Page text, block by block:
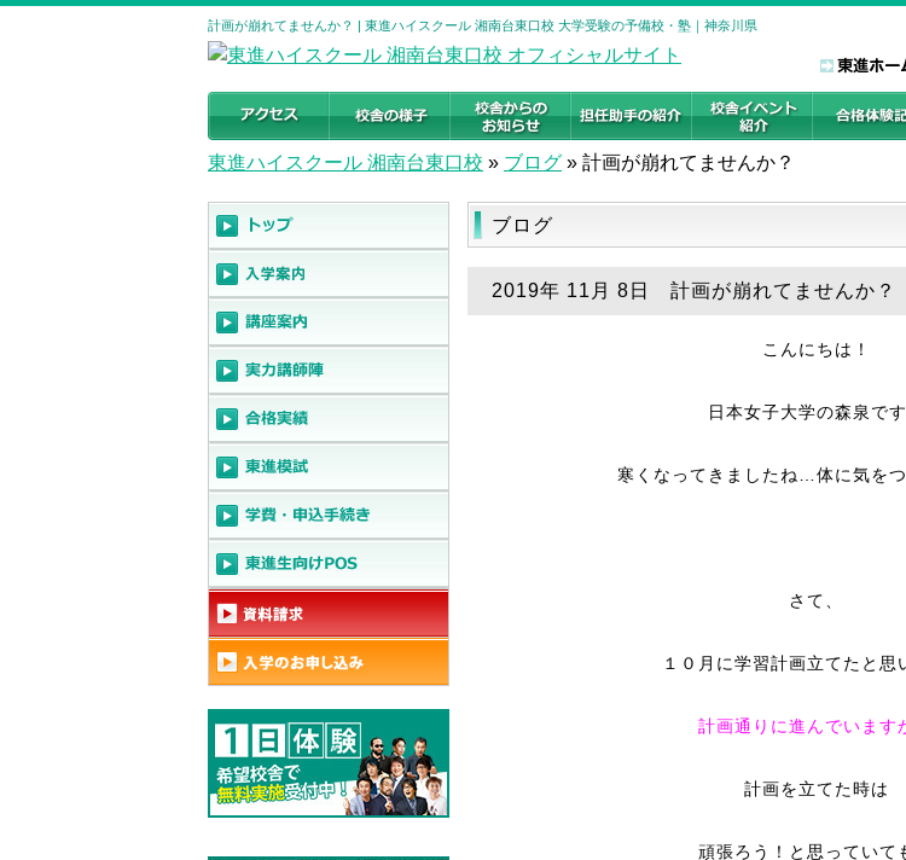
計画が崩れてませんか？ | 東進ハイスクール 湘南台東口校 大学受験の予備校・塾｜神奈川県
東進ハイスクール 湘南台東口校 » ブログ » 計画が崩れてませんか？
ブログ
2019年 11月 8日 計画が崩れてませんか？
こんにちは！
日本女子大学の森泉です
寒くなってきましたね…体に気を
さて、
１０月に学習計画立てたと思
計画通りに進んでいます
計画を立てた時は
頑張ろう！と思っていて